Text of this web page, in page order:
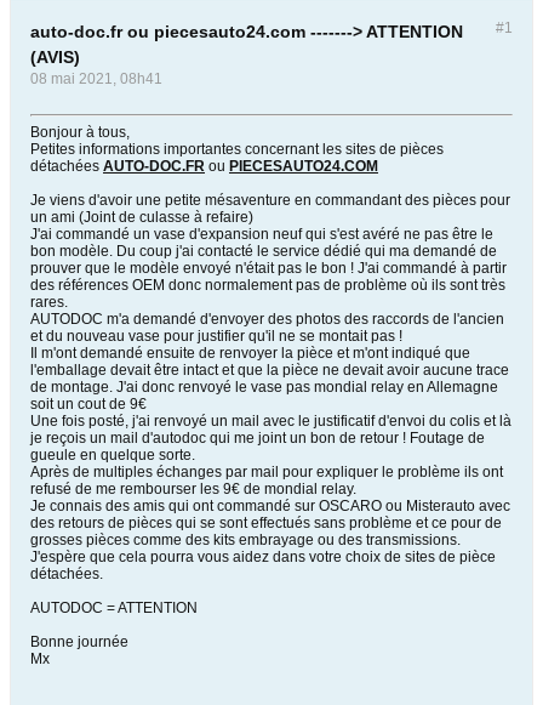
#1
auto-doc.fr ou piecesauto24.com -------> ATTENTION
(AVIS)
08 mai 2021, 08h41
Bonjour à tous,
Petites informations importantes concernant les sites de pièces
détachées AUTO-DOC.FR ou PIECESAUTO24.COM
Je viens d'avoir une petite mésaventure en commandant des pièces pour
un ami (Joint de culasse à refaire)
J'ai commandé un vase d'expansion neuf qui s'est avéré ne pas être le
bon modèle. Du coup j'ai contacté le service dédié qui ma demandé de
prouver que le modèle envoyé n'était pas le bon ! J'ai commandé à partir
des références OEM donc normalement pas de problème où ils sont très
rares.
AUTODOC m'a demandé d'envoyer des photos des raccords de l'ancien
et du nouveau vase pour justifier qu'il ne se montait pas !
Il m'ont demandé ensuite de renvoyer la pièce et m'ont indiqué que
l'emballage devait être intact et que la pièce ne devait avoir aucune trace
de montage. J'ai donc renvoyé le vase pas mondial relay en Allemagne
soit un cout de 9€
Une fois posté, j'ai renvoyé un mail avec le justificatif d'envoi du colis et là
je reçois un mail d'autodoc qui me joint un bon de retour ! Foutage de
gueule en quelque sorte.
Après de multiples échanges par mail pour expliquer le problème ils ont
refusé de me rembourser les 9€ de mondial relay.
Je connais des amis qui ont commandé sur OSCARO ou Misterauto avec
des retours de pièces qui se sont effectués sans problème et ce pour de
grosses pièces comme des kits embrayage ou des transmissions.
J'espère que cela pourra vous aidez dans votre choix de sites de pièce
détachées.
AUTODOC = ATTENTION
Bonne journée
Mx